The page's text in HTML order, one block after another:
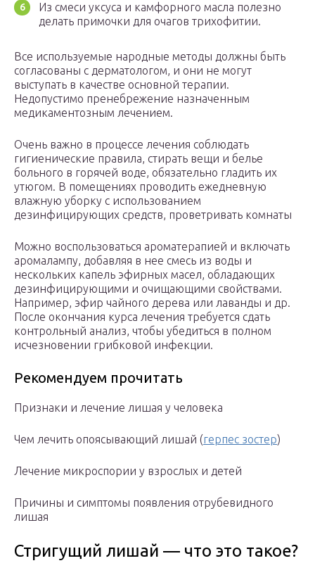
Из смеси уксуса и камфорного масла полезно
делать примочки для очагов трихофитии.
Все используемые народные методы должны быть
согласованы с дерматологом, и они не могут
выступать в качестве основной терапии.
Недопустимо пренебрежение назначенным
медикаментозным лечением.
Очень важно в процессе лечения соблюдать
гигиенические правила, стирать вещи и белье
больного в горячей воде, обязательно гладить их
утюгом. В помещениях проводить ежедневную
влажную уборку с использованием
дезинфицирующих средств, проветривать комнаты
Можно воспользоваться ароматерапией и включать
аромалампу, добавляя в нее смесь из воды и
нескольких капель эфирных масел, обладающих
дезинфицирующими и очищающими свойствами.
Например, эфир чайного дерева или лаванды и др.
После окончания курса лечения требуется сдать
контрольный анализ, чтобы убедиться в полном
исчезновении грибковой инфекции.
Рекомендуем прочитать
Признаки и лечение лишая у человека
Чем лечить опоясывающий лишай (герпес зостер)
Лечение микроспории у взрослых и детей
Причины и симптомы появления отрубевидного
лишая
Стригущий лишай — что это такое?